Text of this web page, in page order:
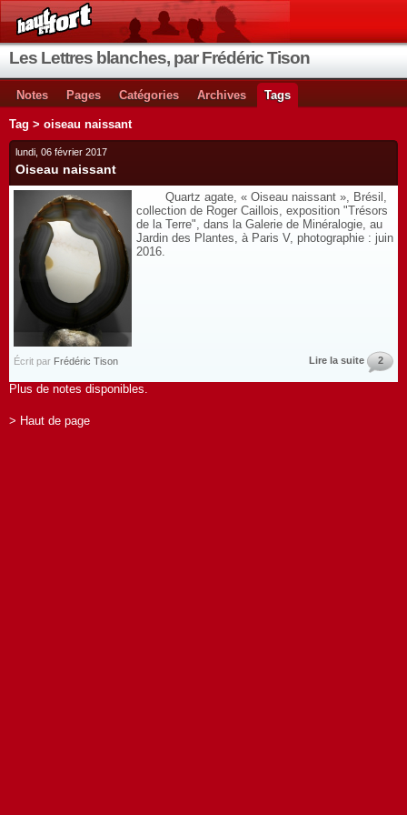
Les Lettres blanches, par Frédéric Tison
Notes Pages Catégories Archives Tags
Tag > oiseau naissant
lundi, 06 février 2017
Oiseau naissant
Quartz agate, « Oiseau naissant », Brésil,
collection de Roger Caillois, exposition "Trésors
de la Terre", dans la Galerie de Minéralogie, au
Jardin des Plantes, à Paris V, photographie : juin
2016.
Écrit par Frédéric Tison Lire la suite 2
Plus de notes disponibles.
> Haut de page